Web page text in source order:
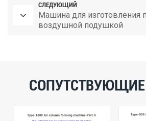
СЛЕДУЮЩИЙ
Машина для изготовления
воздушной подушкой